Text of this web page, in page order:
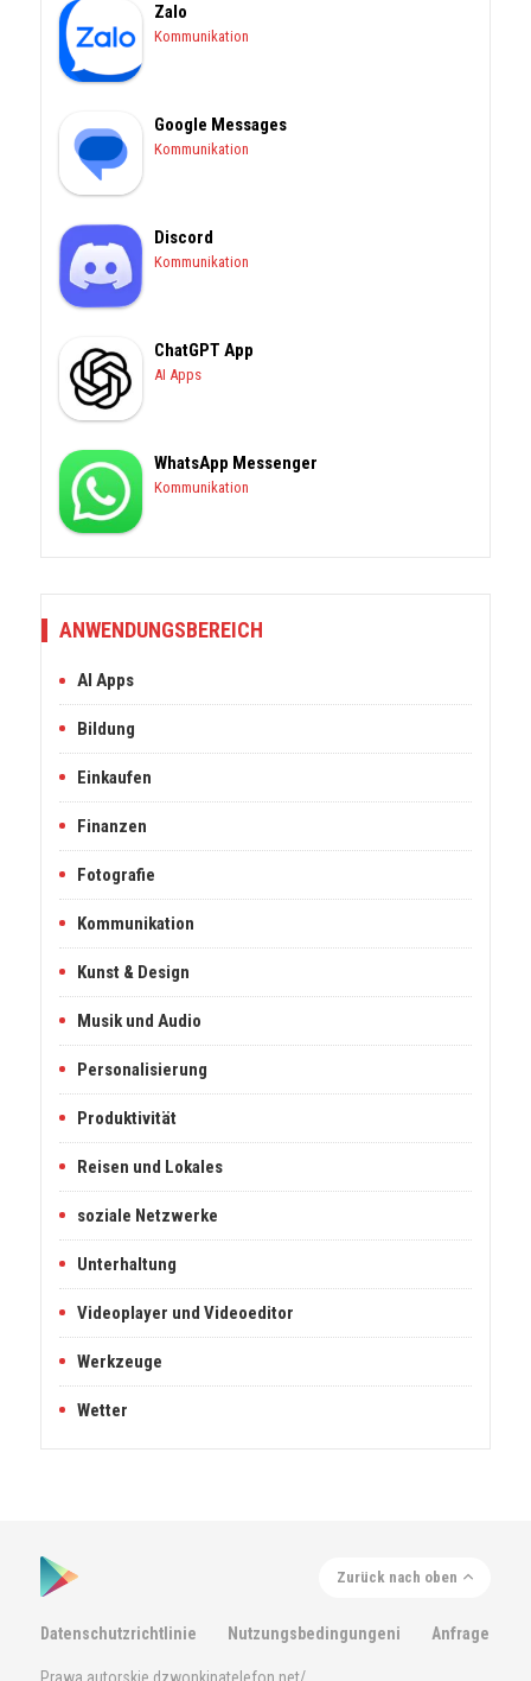
Zalo
Kommunikation
Google Messages
Kommunikation
Discord
Kommunikation
ChatGPT App
AI Apps
WhatsApp Messenger
Kommunikation
ANWENDUNGSBEREICH
AI Apps
Bildung
Einkaufen
Finanzen
Fotografie
Kommunikation
Kunst & Design
Musik und Audio
Personalisierung
Produktivität
Reisen und Lokales
soziale Netzwerke
Unterhaltung
Videoplayer und Videoeditor
Werkzeuge
Wetter
Datenschutzrichtlinie Nutzungsbedingungeni Anfrage
Zurück nach oben